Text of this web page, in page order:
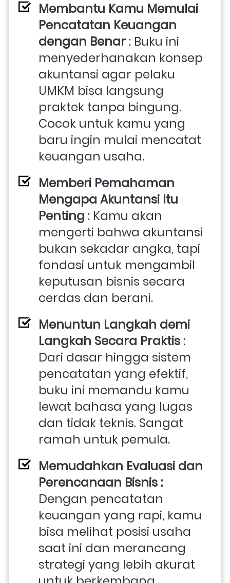
Membantu Kamu Memulai
Pencatatan Keuangan
dengan Benar : Buku ini
menyederhanakan konsep
akuntansi agar pelaku
UMKM bisa langsung
praktek tanpa bingung.
Cocok untuk kamu yang
baru ingin mulai mencatat
keuangan usaha.
Memberi Pemahaman
Mengapa Akuntansi Itu
Penting : Kamu akan
mengerti bahwa akuntansi
bukan sekadar angka, tapi
fondasi untuk mengambil
keputusan bisnis secara
cerdas dan berani.
Menuntun Langkah demi
Langkah Secara Praktis :
Dari dasar hingga sistem
pencatatan yang efektif,
buku ini memandu kamu
lewat bahasa yang lugas
dan tidak teknis. Sangat
ramah untuk pemula.
Memudahkan Evaluasi dan
Dengan pencatatan
keuangan yang rapi, kamu
bisa melihat posisi usaha
saat ini dan merancang
strategi yang lebih akurat